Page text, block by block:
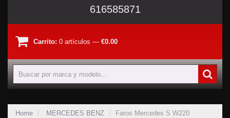
616585871
Carrito: 0 artículos — €0.00
Home MERCEDES BENZ Faros Mercedes S W220